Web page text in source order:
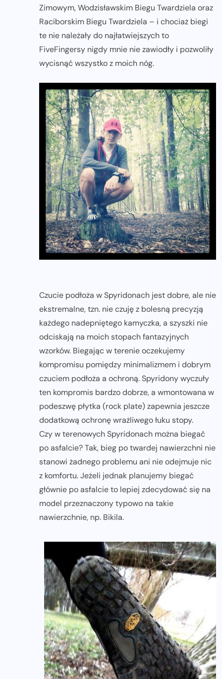
Zimowym, Wodzisławskim Biegu Twardziela oraz
Raciborskim Biegu Twardziela – i chociaż biegi
te nie należały do najłatwiejszych to
FiveFingersy nigdy mnie nie zawiodły i pozwoliły
wycisnąć wszystko z moich nóg.
Czucie podłoża w Spyridonach jest dobre, ale nie
ekstremalne, tzn. nie czuję z bolesną precyzją
każdego nadepniętego kamyczka, a szyszki nie
odciskają na moich stopach fantazyjnych
wzorków. Biegając w terenie oczekujemy
kompromisu pomiędzy minimalizmem i dobrym
czuciem podłoża a ochroną. Spyridony wyczuły
ten kompromis bardzo dobrze, a wmontowana w
podeszwę płytka (rock plate) zapewnia jeszcze
dodatkową ochronę wrażliwego łuku stopy.
Czy w terenowych Spyridonach można biegać
po asfalcie? Tak, bieg po twardej nawierzchni nie
stanowi żadnego problemu ani nie odejmuje nic
z komfortu. Jeżeli jednak planujemy biegać
głównie po asfalcie to lepiej zdecydować się na
model przeznaczony typowo na takie
nawierzchnie, np. Bikila.